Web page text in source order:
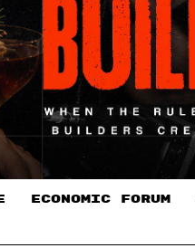
ECONOMIC FORUM